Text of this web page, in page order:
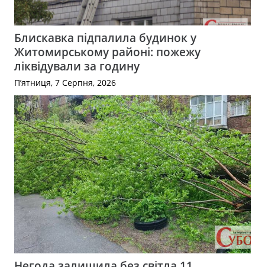
Блискавка підпалила будинок у
Житомирському районі: пожежу
ліквідували за годину
П’ятниця, 7 Серпня, 2026